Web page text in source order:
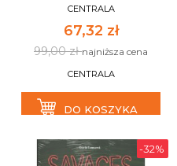
CENTRALA
67,32 zł
99,00 złnajniższa cena
CENTRALA
DO KOSZYKA
-32%